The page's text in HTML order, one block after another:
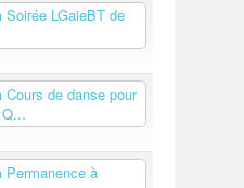
Soirée LGaieBT de
Cours de danse pour
Permanence à